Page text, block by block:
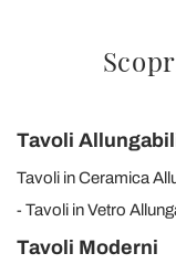
Tavoli
Tavoli in Ceramica
Tavoli in Vetro
Tavoli Moderni